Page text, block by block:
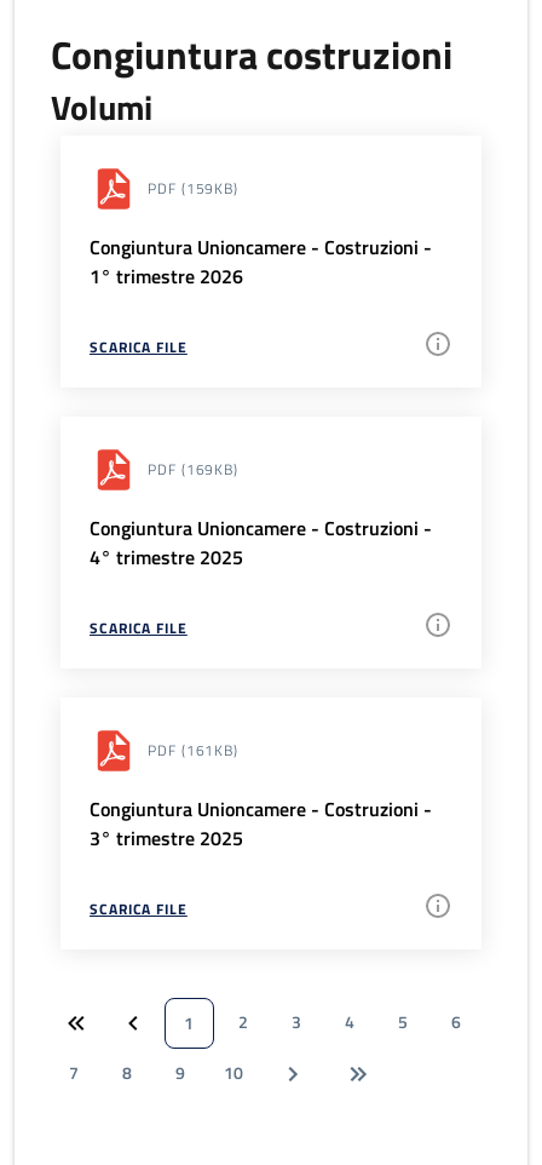
Congiuntura costruzioni
Volumi
PDF (159KB)
Congiuntura Unioncamere - Costruzioni -
1° trimestre 2026
SCARICA FILE
PDF (169KB)
Congiuntura Unioncamere - Costruzioni -
4° trimestre 2025
SCARICA FILE
PDF (161KB)
Congiuntura Unioncamere - Costruzioni -
3° trimestre 2025
SCARICA FILE
1 2 3 4 5
6
7
8 9 10